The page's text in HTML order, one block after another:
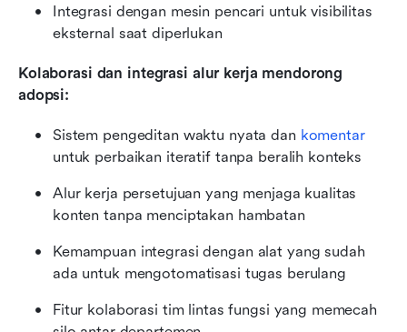
Integrasi dengan mesin pencari untuk visibilitas
eksternal saat diperlukan
Kolaborasi dan integrasi alur kerja mendorong
adopsi:
Sistem pengeditan waktu nyata dan komentar
untuk perbaikan iteratif tanpa beralih konteks
Alur kerja persetujuan yang menjaga kualitas
konten tanpa menciptakan hambatan
Kemampuan integrasi dengan alat yang sudah
ada untuk mengotomatisasi tugas berulang
Fitur kolaborasi tim lintas fungsi yang memecah